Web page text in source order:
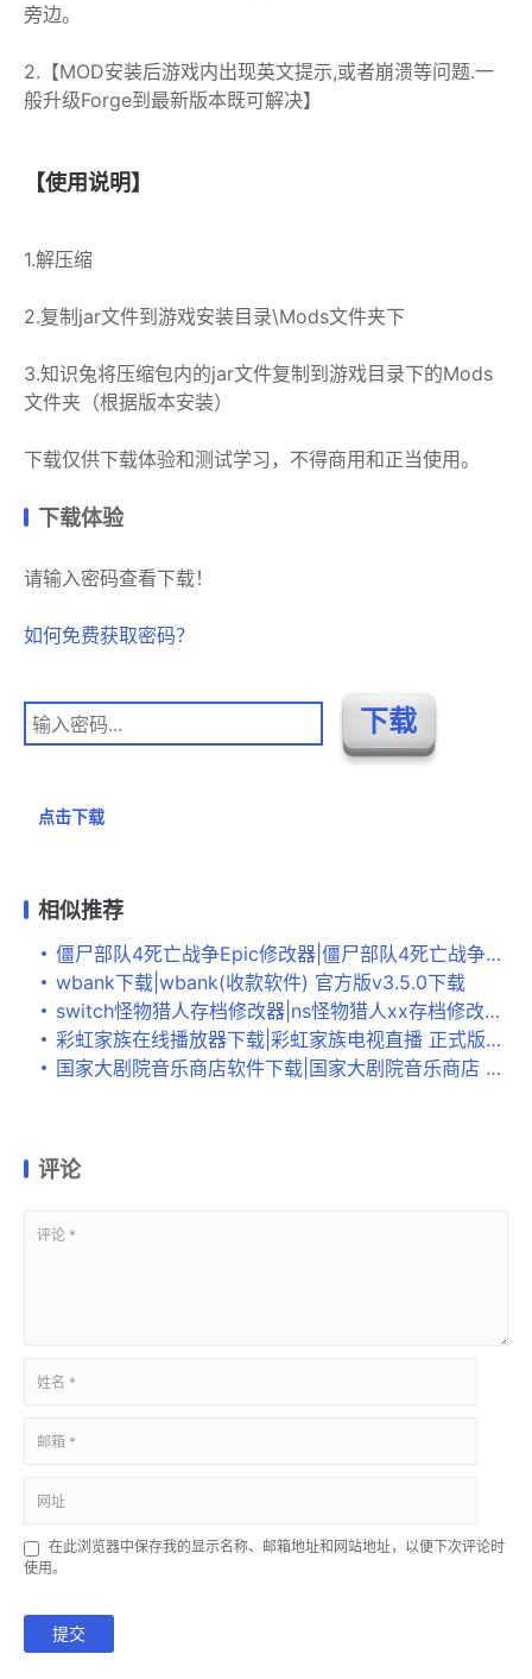
旁边。
2.【MOD安装后游戏内出现英文提示,或者崩溃等问题.一
般升级Forge到最新版本既可解决】
【使用说明】
1.解压缩
2.复制jar文件到游戏安装目录\Mods文件夹下
3.知识兔将压缩包内的jar文件复制到游戏目录下的Mods
文件夹（根据版本安装）
下载仅供下载体验和测试学习，不得商用和正当使用。
下载体验
请输入密码查看下载！
如何免费获取密码？
点击下载
相似推荐
僵尸部队4死亡战争Epic修改器|僵尸部队4死亡战争十一项修改器 v1.0下载
wbank下载|wbank(收款软件) 官方版v3.5.0下载
switch怪物猎人存档修改器|ns怪物猎人xx存档修改工具 汉化版v0.09c下载
彩虹家族在线播放器下载|彩虹家族电视直播 正式版下载
国家大剧院音乐商店软件下载|国家大剧院音乐商店 电脑版v1.0.0.1下载
评论
在此浏览器中保存我的显示名称、邮箱地址和网站地址，以便下次评论时
使用。
提交